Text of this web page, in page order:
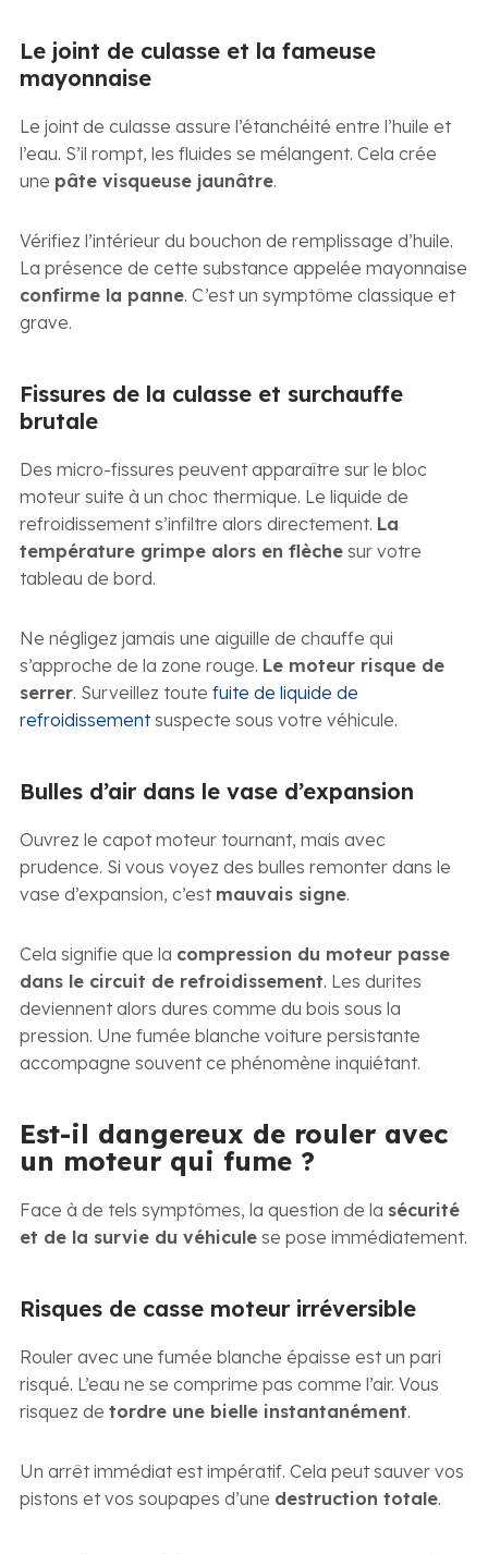
Le joint de culasse et la fameuse
mayonnaise
Le joint de culasse assure l’étanchéité entre l’huile et
l’eau. S’il rompt, les fluides se mélangent. Cela crée
une pâte visqueuse jaunâtre.
Vérifiez l’intérieur du bouchon de remplissage d’huile.
La présence de cette substance appelée mayonnaise
confirme la panne. C’est un symptôme classique et
grave.
Fissures de la culasse et surchauffe
brutale
Des micro-fissures peuvent apparaître sur le bloc
moteur suite à un choc thermique. Le liquide de
refroidissement s’infiltre alors directement. La
température grimpe alors en flèchesur votre
tableau de bord.
Ne négligez jamais une aiguille de chauffe qui
s’approche de la zone rouge. Le moteur risque de
serrer. Surveillez toute fuite de liquide de
refroidissementsuspecte sous votre véhicule.
Bulles d’air dans le vase d’expansion
Ouvrez le capot moteur tournant, mais avec
prudence. Si vous voyez des bulles remonter dans le
vase d’expansion, c’est mauvais signe.
Cela signifie que la compression du moteur passe
dans le circuit de refroidissement. Les durites
deviennent alors dures comme du bois sous la
pression. Une fumée blanche voiture persistante
accompagne souvent ce phénomène inquiétant.
Est-il dangereux de rouler avec
un moteur qui fume ?
Face à de tels symptômes, la question de la sécurité
et de la survie du véhiculese pose immédiatement.
Risques de casse moteur irréversible
Rouler avec une fumée blanche épaisse est un pari
risqué. L’eau ne se comprime pas comme l’air. Vous
risquez de tordre une bielle instantanément.
Un arrêt immédiat est impératif. Cela peut sauver vos
pistons et vos soupapes d’une destruction totale.